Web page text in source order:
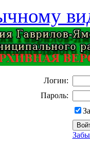
Логин:
Пароль: